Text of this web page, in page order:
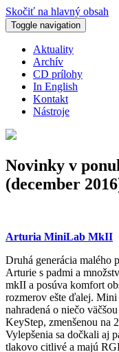
Skočiť na hlavný obsah
Toggle navigation
Aktuality
Archív
CD prílohy
In English
Kontakt
Nástroje
Novinky v
(december
Arturia MiniLab MkII
Druhá generácia malého
Arturie s padmi a
mkII a posúva komfort
rozmerov ešte ďalej.
nahradená o niečo
KeyStep, zmenšenou na
Vylepšenia sa dočkali aj
tlakovo citlivé a majú